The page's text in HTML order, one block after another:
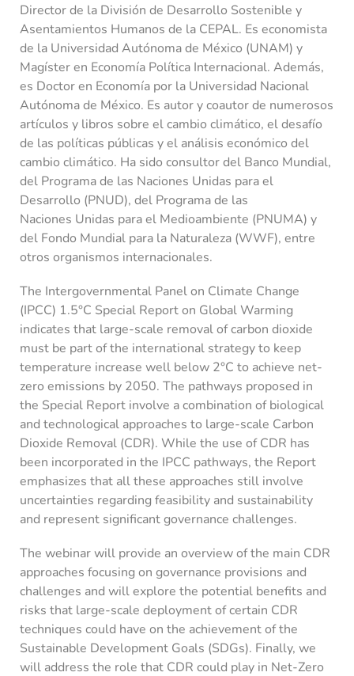
Director de la División de Desarrollo Sostenible y
Asentamientos Humanos de la CEPAL. Es economista
de la Universidad Autónoma de México (UNAM) y
Magíster en Economía Política Internacional. Además,
es Doctor en Economía por la Universidad Nacional
Autónoma de México. Es autor y coautor de numerosos
artículos y libros sobre el cambio climático, el desafío
de las políticas públicas y el análisis económico del
cambio climático. Ha sido consultor del Banco Mundial,
del Programa de las Naciones Unidas para el
Desarrollo (PNUD), del Programa de las
Naciones Unidas para el Medioambiente (PNUMA) y
del Fondo Mundial para la Naturaleza (WWF), entre
otros organismos internacionales.
The Intergovernmental Panel on Climate Change
(IPCC) 1.5°C Special Report on Global Warming
indicates that large-scale removal of carbon dioxide
must be part of the international strategy to keep
temperature increase well below 2°C to achieve net-
zero emissions by 2050. The pathways proposed in
the Special Report involve a combination of biological
and technological approaches to large-scale Carbon
Dioxide Removal (CDR). While the use of CDR has
been incorporated in the IPCC pathways, the Report
emphasizes that all these approaches still involve
uncertainties regarding feasibility and sustainability
and represent significant governance challenges.
The webinar will provide an overview of the main CDR
approaches focusing on governance provisions and
challenges and will explore the potential benefits and
risks that large-scale deployment of certain CDR
techniques could have on the achievement of the
Sustainable Development Goals (SDGs). Finally, we
will address the role that CDR could play in Net-Zero